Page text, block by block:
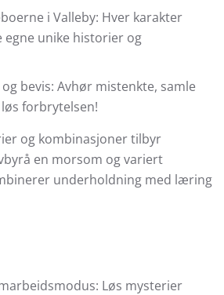
i Valleby: Hver karakter
egne unike historier og
bevis: Avhør mistenkte, samle
forbrytelsen!
og kombinasjoner tilbyr
en morsom og variert
underholdning med læring
Løs mysterier